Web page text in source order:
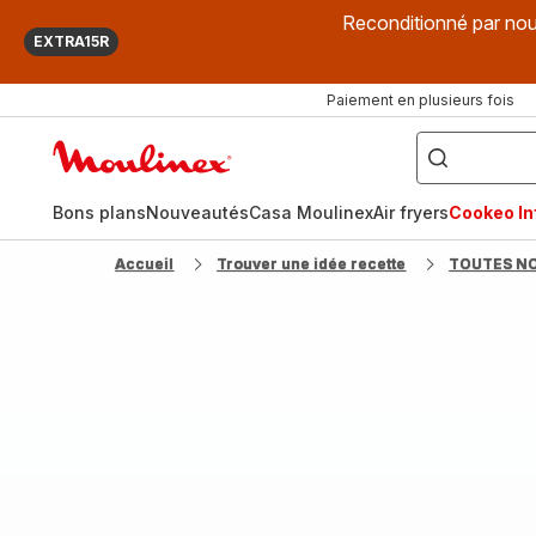
EXTRA15R
Reconditionné par
Paiement en plusieurs fois
["Que
recherchez-
vous
?",
fryer",
"Companion"]
Bons plansNouveautésCasa MoulinexAir fryersCookeo
Accueil Trouver une idée recette TOUTES